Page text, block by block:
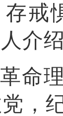
存戒
介
命
，